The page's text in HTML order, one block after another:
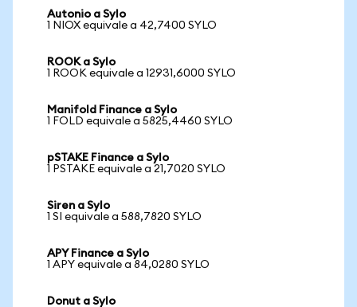
Autonio a Sylo
1 NIOX equivale a 42,7400 SYLO
ROOK a Sylo
1 ROOK equivale a 12931,6000 SYLO
Manifold Finance a Sylo
1 FOLD equivale a 5825,4460 SYLO
pSTAKE Finance a Sylo
1 PSTAKE equivale a 21,7020 SYLO
Siren a Sylo
1 SI equivale a 588,7820 SYLO
APY Finance a Sylo
1 APY equivale a 84,0280 SYLO
Donut a Sylo